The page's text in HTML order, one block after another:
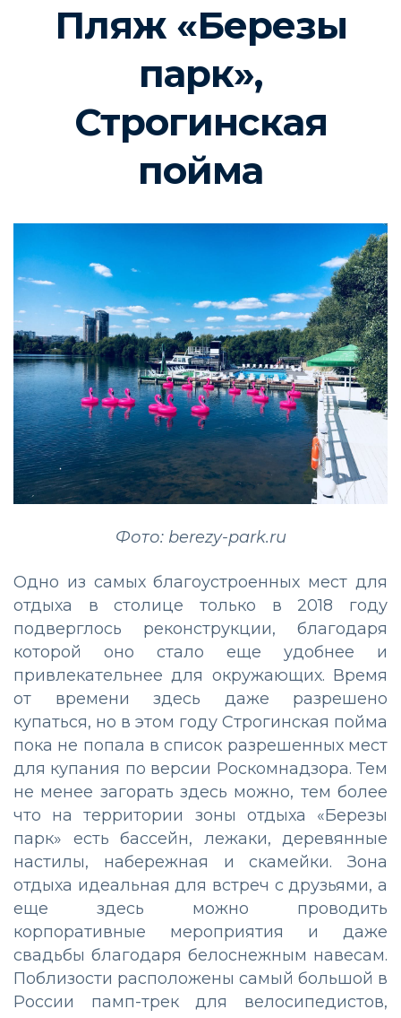
Пляж «Березы
парк»,
Строгинская
пойма
Фото: berezy-park.ru
Одно из самых благоустроенных мест для
отдыха в столице только в 2018 году
подверглось реконструкции, благодаря
которой оно стало еще удобнее и
привлекательнее для окружающих. Время
от времени здесь даже разрешено
купаться, но в этом году Строгинская пойма
пока не попала в список разрешенных мест
для купания по версии Роскомнадзора. Тем
не менее загорать здесь можно, тем более
что на территории зоны отдыха «Березы
парк» есть бассейн, лежаки, деревянные
настилы, набережная и скамейки. Зона
отдыха идеальная для встреч с друзьями, а
еще здесь можно проводить
корпоративные мероприятия и даже
свадьбы благодаря белоснежным навесам.
Поблизости расположены самый большой в
России памп-трек для велосипедистов,